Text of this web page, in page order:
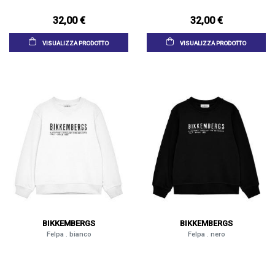
32,00 €
VISUALIZZA PRODOTTO
32,00 €
VISUALIZZA PRODOTTO
BIKKEMBERGS
Felpa . bianco
BIKKEMBERGS
Felpa . nero